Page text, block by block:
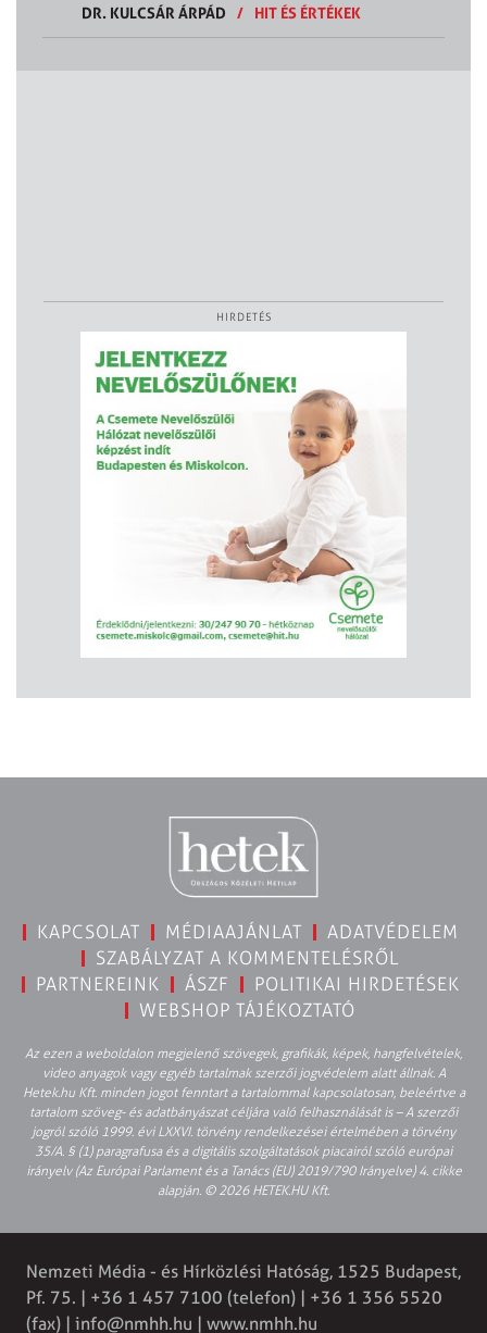
DR. KULCSÁR ÁRPÁD
/ HIT ÉS ÉRTÉKEK
HIRDETÉS
KAPCSOLAT MÉDIAAJÁNLAT
ADATVÉDELEM
SZABÁLYZAT A KOMMENTELÉSRŐL
PARTNEREINK
ÁSZF
POLITIKAI HIRDETÉSEK
WEBSHOP TÁJÉKOZTATÓ
Az ezen a weboldalon megjelenő szövegek, grafikák, képek, hangfelvételek,
video anyagok vagy egyéb tartalmak szerzői jogvédelem alatt állnak. A
Hetek.hu Kft. minden jogot fenntart a tartalommal kapcsolatosan, beleértve a
tartalom szöveg- és adatbányászat céljára való felhasználását is – A szerzői
jogról szóló 1999. évi LXXVI. törvény rendelkezései értelmében a törvény
35/A. § (1) paragrafusa és a digitális szolgáltatások piacairól szóló európai
irányelv (Az Európai Parlament és a Tanács (EU) 2019/790 Irányelve) 4. cikke
alapján. © 2026 HETEK.HU Kft.
Nemzeti Média - és Hírközlési Hatóság, 1525 Budapest,
Pf. 75. | +36 1 457 7100 (telefon) | +36 1 356 5520
(fax) | info@nmhh.hu | www.nmhh.hu